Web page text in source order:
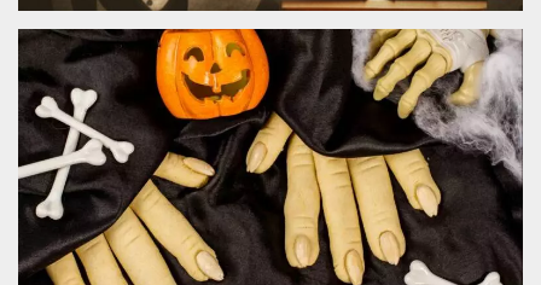
mantenere le
sessione utente.
Normalmente è
un numero
generato in
modo casuale, il
modo in cui
viene utilizzato
può essere
specifico per il
sito, ma un
buon esempio è
mantenere uno
stato di accesso
per un utente
tra le pagine.